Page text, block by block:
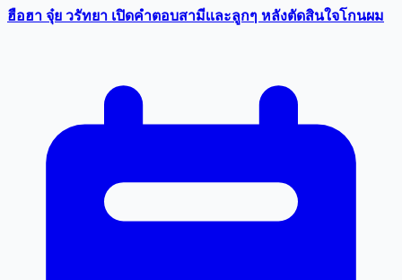
ฮือฮา จุ๋ย วรัทยา เปิดคำตอบสามีเเละลูกๆ หลังตัดสินใจโกนผม